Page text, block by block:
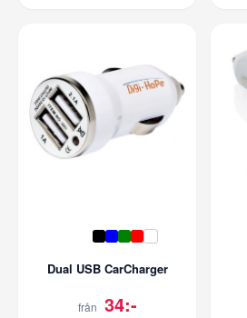
Dual USB CarCharger
från 34:-